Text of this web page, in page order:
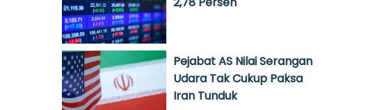
Pejabat AS Nilai Serangan
Udara Tak Cukup Paksa
Iran Tunduk